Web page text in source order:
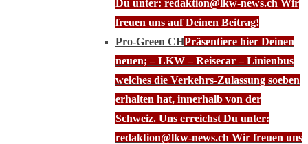
Du unter: redaktion@lkw-news.ch Wir
freuen uns auf Deinen Beitrag!
Pro-Green CHPräsentiere hier Deinen
neuen; – LKW – Reisecar – Linienbus
welches die Verkehrs-Zulassung soeben
erhalten hat, innerhalb von der
Schweiz. Uns erreichst Du unter:
redaktion@lkw-news.ch Wir freuen uns